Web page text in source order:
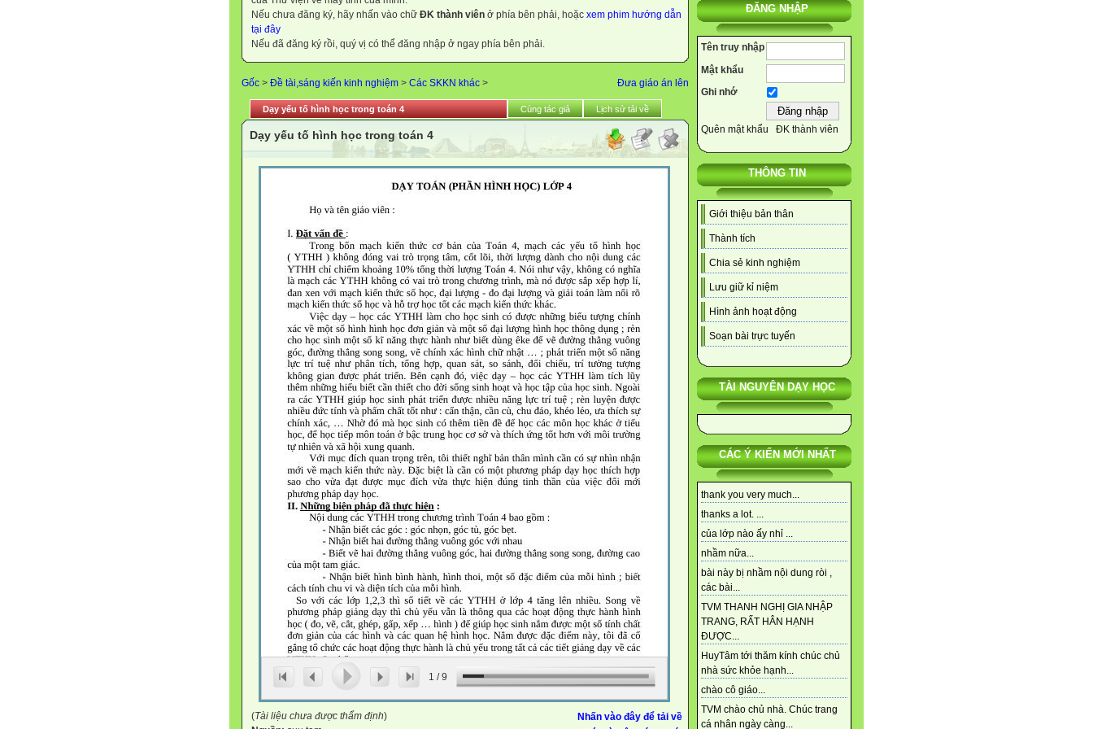
ĐĂNG NHẬP
Tên truy nhập
Mật khẩu
Ghi nhớ
Quên mật khẩu ĐK thành viên
THÔNG TIN
Giới thiệu bản thân
Thành tích
Chia sẻ kinh nghiệm
Lưu giữ kỉ niệm
Hình ảnh hoạt động
Soạn bài trực tuyến
TÀI NGUYÊN DẠY HỌC
CÁC Ý KIẾN MỚI NHẤT
thank you very much...
thanks a lot. ...
của lớp nào ấy nhỉ ...
nhầm nữa...
bài này bị nhầm nội dung ròi ,
các bài...
TVM THANH NGHỊ GIA NHẬP
TRANG, RẤT HÂN HẠNH
ĐƯỢC...
HuyTâm tới thăm kính chúc chủ
nhà sức khỏe hạnh...
chào cô giáo...
TVM chào chủ nhà. Chúc trang
cá nhân ngày càng...
Nếu chưa đăng ký, hãy nhấn vào chữ ĐK thành viên ở phía bên phải, hoặc xem phim hướng dẫn
tại đây
Nếu đã đăng ký rồi, quý vị có thể đăng nhập ở ngay phía bên phải.
Đưa giáo án lên
Gốc > Đề tài,sáng kiến kinh nghiệm > Các SKKN khác >
Dạy yếu tố hình học trong toán 4 Cùng tác giả Lịch sử tải về
Dạy yếu tố hình học trong toán 4
1 /9
Nhấn vào đây để tải về
(Tài liệu chưa được thẩm định)